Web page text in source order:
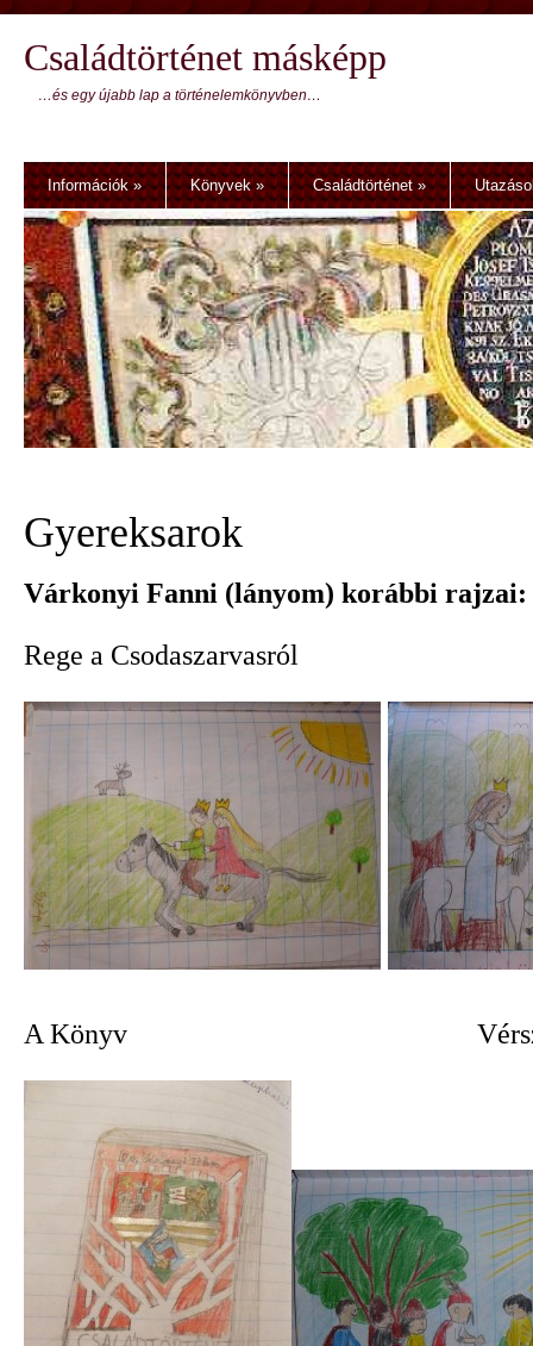
Családtörténet másképp
…és egy újabb lap a történelemkönyvben…
Információk» Könyvek» Családtörténet»
Gyereksarok
Várkonyi Fanni (lányom) korábbi rajzai:
Rege a Csodaszarvasról
A Könyv